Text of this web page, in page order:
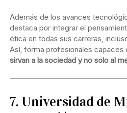
Además de los avances
destaca por integrar el
ética en todas sus carreras,
Así, forma profesionales capaces
sirvan a la sociedad y no solo al
7. Universidad de